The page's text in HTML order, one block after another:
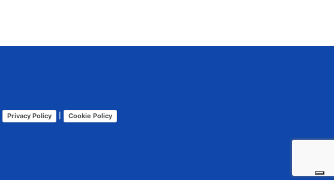
Privacy Policy | Cookie Policy